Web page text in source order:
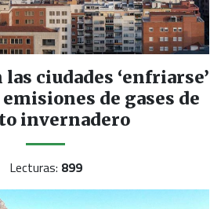
ciudades ‘enfriarse’
de gases de
invernadero
Lecturas: 899